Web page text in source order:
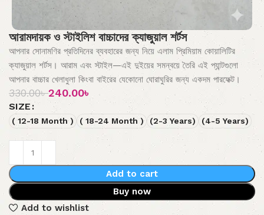
আরামদায়ক ও স্টাইলিশ বাচ্চাদের ক্যাজুয়াল শর্টস
আপনার সোনামণির প্রতিদিনের ব্যবহারের জন্য নিয়ে এলাম প্রিমিয়াম কোয়ালিটির
ক্যাজুয়াল শর্টস। আরাম এবং স্টাইল—এই দুইয়ের সমন্বয়ে তৈরি এই প্যান্টগুলো
আপনার বাচ্চার খেলাধুলা কিংবা বাইরের যেকোনো ঘোরাঘুরির জন্য একদম পারফেক্ট।
330.00৳240.00৳
SIZE
( 12-18 Month ) ( 18-24 Month ) (2-3 Years) (4-5 Years)
Add to cart
Buy now
Add to wishlist